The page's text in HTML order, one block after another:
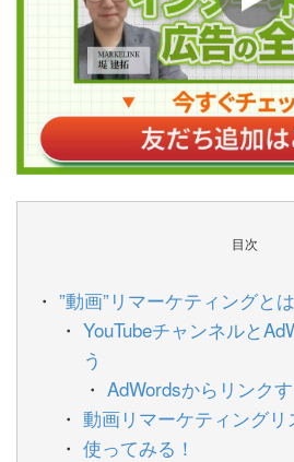
目次
”動画”リマーケティングと
YouTubeチャンネルと
う
AdWordsからリンク
動画リマーケティングリ
使ってみる！